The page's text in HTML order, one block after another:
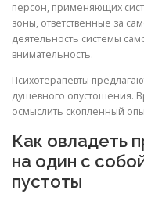
персон, применяющих
зоны, ответственные за
деятельность системы
внимательность.
Психотерапевты
душевного опустошения.
осмыслить скопленный
Как овладеть
на один с
пустоты